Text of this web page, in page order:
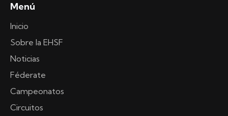
Menú
Inicio
Sobre la EHSF
Noticias
Féderate
Campeonatos
Circuitos